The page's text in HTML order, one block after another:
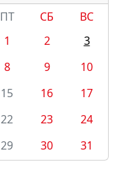
ПТ СБ
ВС
1
2
3
8 9
10
15 16
17
22 23
24
29 30 31